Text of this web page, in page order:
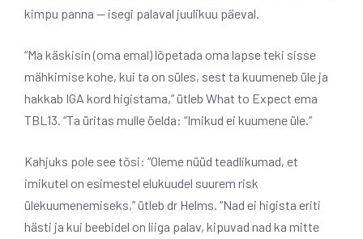
kimpu panna — isegi palaval juulikuu päeval.
“Ma käskisin (oma emal) lõpetada oma lapse teki sisse
mähkimise kohe, kui ta on süles, sest ta kuumeneb üle ja
hakkab IGA kord higistama,” ütleb What to Expect ema
TBL13. “Ta üritas mulle öelda: “Imikud ei kuumene üle.”
Kahjuks pole see tõsi: “Oleme nüüd teadlikumad, et
imikutel on esimestel elukuudel suurem risk
ülekuumenemiseks,” ütleb dr Helms. “Nad ei higista eriti
hästi ja kui beebidel on liiga palav, kipuvad nad ka mitte